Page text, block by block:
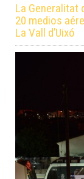
La Generalitat
20 medios
La Vall d’Uixó